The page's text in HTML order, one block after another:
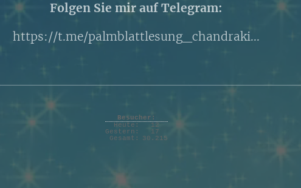
Folgen Sie mir auf Telegram:
https://t.me/palmblattlesung_chandraki...
Besucher:
Heute:
12
Gestern:
17
Gesamt:
30.215